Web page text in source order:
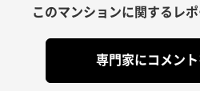
このマンションに関する レ
専門家にコメン